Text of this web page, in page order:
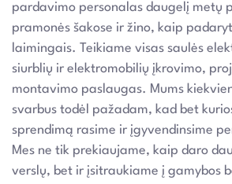
pardavimo personalas daugelį metų
pramonės šakose ir žino, kaip
laimingais. Teikiame visas saulės
siurblių ir elektromobilių įkrovimo,
montavimo paslaugas. Mums
svarbus todėl pažadam, kad bet
sprendimą rasime ir įgyvendinsime
Mes ne tik prekiaujame, kaip daro
verslų, bet ir įsitraukiame į gamybos